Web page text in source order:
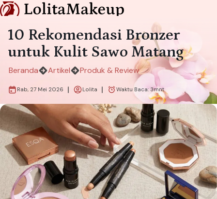
10 Rekomendasi Bronzer
untuk Kulit Sawo Matang
Beranda Artikel Produk & Review
Rab, 27 Mei 2026 Lolita Waktu Baca: 3mnt